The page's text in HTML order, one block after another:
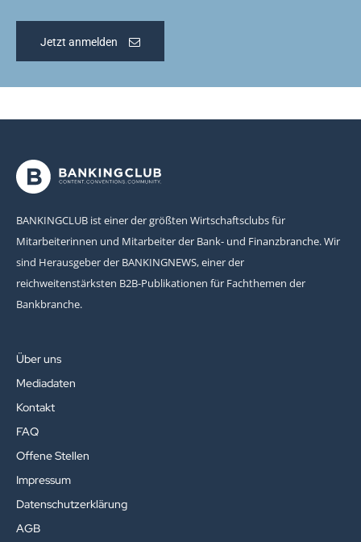
Jetzt anmelden
BANKINGCLUB ist einer der größten Wirtschaftsclubs für
Mitarbeiterinnen und Mitarbeiter der Bank- und Finanzbranche. Wir
sind Herausgeber der BANKINGNEWS, einer der
reichweitenstärksten B2B-Publikationen für Fachthemen der
Bankbranche.
Über uns
Mediadaten
Kontakt
FAQ
Offene Stellen
Impressum
Datenschutzerklärung
AGB